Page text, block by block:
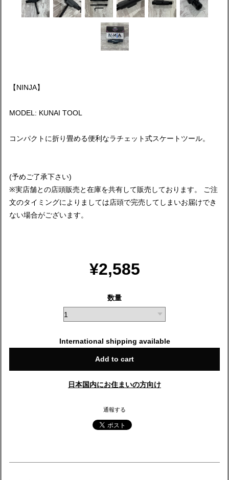
【NINJA】
MODEL: KUNAI TOOL
コンパクトに折り畳める便利なラチェット式スケートツール。
(予めご了承下さい)
※実店舗との店頭販売と在庫を共有して販売しております。 ご注
文のタイミングによりましては店頭で完売してしまいお届けでき
ない場合がございます。
¥2,585
数量
International shipping available
Add to cart
日本国内にお住まいの方向け
通報する